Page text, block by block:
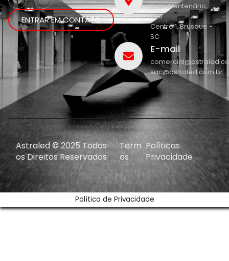
ENTRAR EM CONTATO
R. do Centenário,
208
Centro 1, Brusque -
SC
E-mail
sac@astraled.com.br
Astraled © 2025 Todos
os Direitos Reservados
Term
os
Políticas
Privacidade
Política de Privacidade